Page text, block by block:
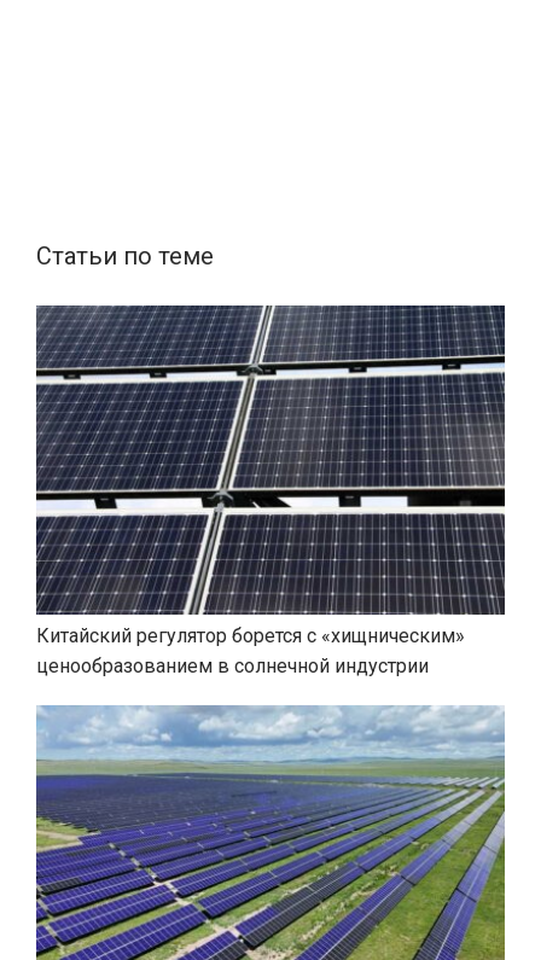
Статьи по теме
Китайский регулятор борется с «хищническим»
ценообразованием в солнечной индустрии